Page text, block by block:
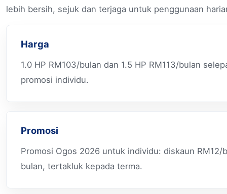
lebih bersih, sejuk dan terjaga untuk penggunaan
Harga
1.0 HP RM103/bulan dan 1.5 HP RM113/bulan
promosi individu.
Promosi
Promosi Ogos 2026 untuk individu: diskaun RM12/
bulan, tertakluk kepada terma.